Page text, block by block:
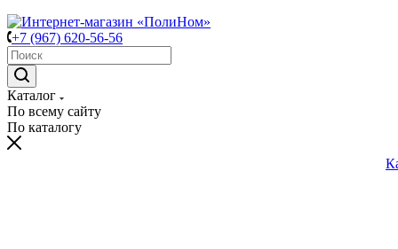
+7 (967) 620-56-56
Каталог
По всему сайту
По каталогу